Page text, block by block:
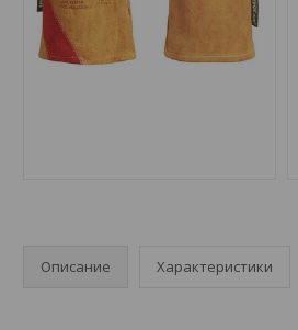
Описание Характеристики